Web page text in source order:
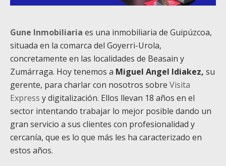
Gune Inmobiliaria es una inmobiliaria de Guipúzcoa,
situada en la comarca del Goyerri-Urola,
concretamente en las localidades de Beasain y
Zumárraga. Hoy tenemos a Miguel Angel Idiakez, su
gerente, para charlar con nosotros sobre Visita
Express y digitalización. Ellos llevan 18 años en el
sector intentando trabajar lo mejor posible dando un
gran servicio a sus clientes con profesionalidad y
cercanía, que es lo que más les ha caracterizado en
estos años.